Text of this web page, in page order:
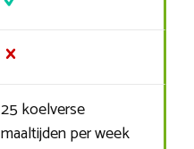
25 koelverse
maaltijden per week